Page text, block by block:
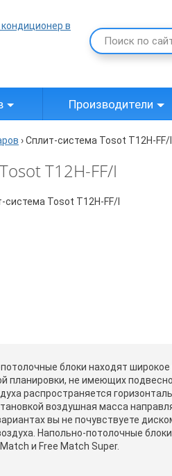
Производители
›Сплит-система Tosot T12H-FF/I
T12H-FF/I
блоки находят
планировки, не имеющих
распространяется
воздушная масса
вы не почувствуете
Напольно-потолочные
и Free Match Super.